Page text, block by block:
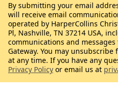
By submitting your email
will receive email
operated by HarperCollins
Pl, Nashville, TN 37214 USA,
communications and
Gateway. You may unsubscribe
at any time. If you have any
Privacy Policy or email us at